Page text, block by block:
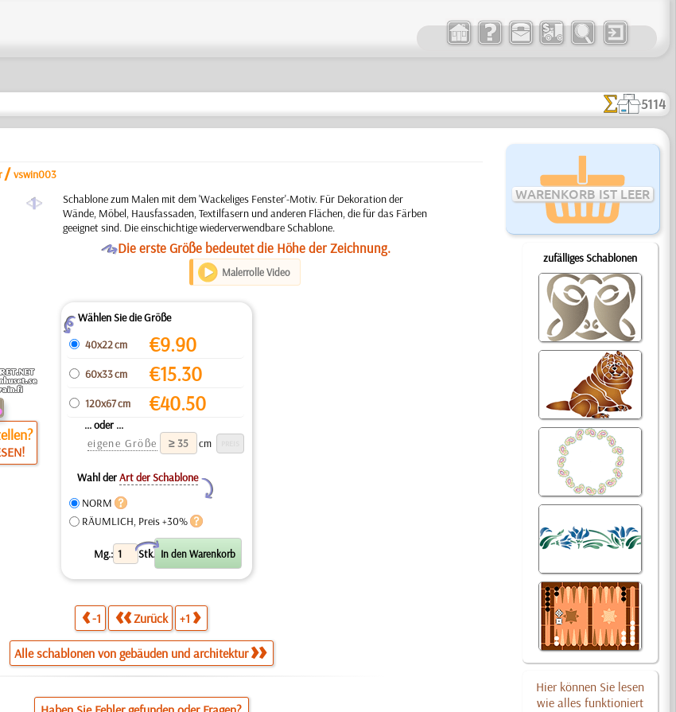
5114
WARENKORB IST LEER
zufälliges Schablonen
Hier können Sie lesen
wie alles funktioniert
/vswin003
a
Schablone zum Malen mit dem 'Wackeliges Fenster'-Motiv. Für Dekoration der
Wände, Möbel, Hausfassaden, Textilfasern und anderen Flächen, die für das Färben
geeignet sind. Die einschichtige wiederverwendbare Schablone.
ODie erste Größe bedeutet die Höhe der Zeichnung.
Malerrolle Video
ZWählen Sie die Größe
40x22 cm
€9.90
60x33 cm €15.30
120x67 cm €40.50
... oder ...
eigene Größe
cm
Wahl derArt der Schablone
Y
NORM
RÄUMLICH, Preis +30%
Mg.: Stk.
X
-1 Zurück +1
Alle schablonen von gebäuden und architektur